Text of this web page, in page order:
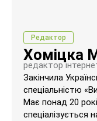
Редактор
Хоміцка
редактор
Закінчила
спеціальністю
Має понад 20
спеціалізується